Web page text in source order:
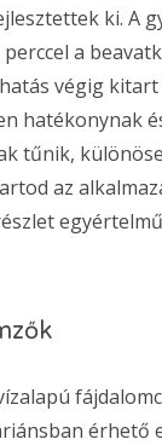
ki. A
a
végig kitart
hatékonynak
tűnik,
az
érhető